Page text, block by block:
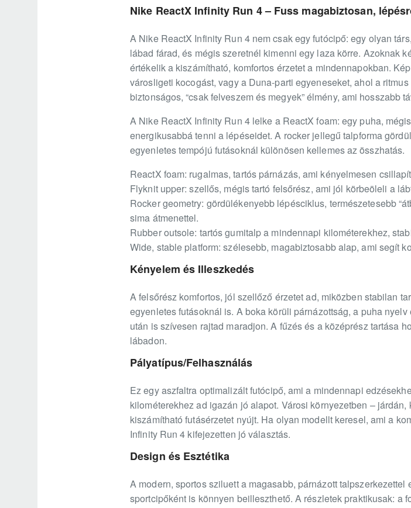
Nike ReactX Infinity Run 4 – Fuss magabiztosan,
A Nike ReactX Infinity Run 4 nem csak egy futócipő: egy olyan
lábad fárad, és mégis szeretnél kimenni egy laza körre. Azoknak
értékelik a kiszámítható, komfortos érzetet a mindennapokban.
városligeti kocogást, vagy a Duna-parti egyeneseket, ahol a
biztonságos, “csak felveszem és megyek” élmény, ami hosszabb
A Nike ReactX Infinity Run 4 lelke a ReactX foam: egy puha,
energikusabbá tenni a lépéseidet. A rocker jellegű talpforma
egyenletes tempójú futásoknál különösen kellemes az összhatás.
ReactX foam: rugalmas, tartós párnázás, ami kényelmesen
Flyknit upper: szellős, mégis tartó felsőrész, ami jól körbeöleli a
Rocker geometry: gördülékenyebb lépésciklus, természetesebb
sima átmenettel.
Rubber outsole: tartós gumitalp a mindennapi kilométerekhez,
Wide, stable platform: szélesebb, magabiztosabb alap, ami segít
Kényelem és Illeszkedés
A felsőrész komfortos, jól szellőző érzetet ad, miközben stabilan
egyenletes futásoknál is. A boka körüli párnázottság, a puha
után is szívesen rajtad maradjon. A fűzés és a középrész tartása
lábadon.
Pályatípus/Felhasználás
Ez egy aszfaltra optimalizált futócipő, ami a mindennapi
kilométerekhez ad igazán jó alapot. Városi környezetben –
kiszámítható futásérzetet nyújt. Ha olyan modellt keresel, ami a
Infinity Run 4 kifejezetten jó választás.
Design és Esztétika
A modern, sportos sziluett a magasabb, párnázott
sportcipőként is könnyen beilleszthető. A részletek praktikusak: a